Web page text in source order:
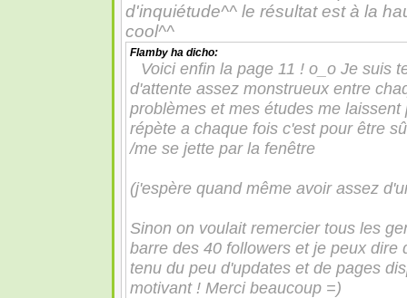
d'inquiétude^^ le résultat est à la
cool^^
Flamby ha dicho:
Voici enfin la page 11 ! o_o Je suis
d'attente assez monstrueux entre
problèmes et mes études me
répète a chaque fois c'est pour être
/me se jette par la fenêtre
(j'espère quand même avoir assez
Sinon on voulait remercier tous les
barre des 40 followers et je peux
tenu du peu d'updates et de pages
motivant ! Merci beaucoup =)